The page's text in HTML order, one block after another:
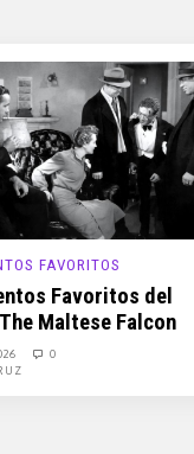
FAVORITOS
Favoritos del
Maltese Falcon
0